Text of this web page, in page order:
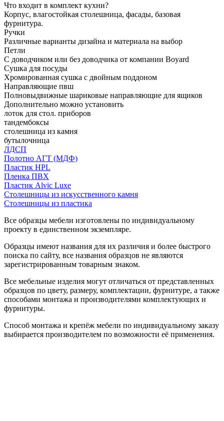
Что входит в комплект кухни?
Корпус, влагостойкая столешница, фасады, базовая
фурнитура.
Ручки
Различные варианты дизайна и материала на выбор
Петли
С доводчиком или без доводчика от компании Boyard
Сушка для посуды
Хромированная сушка с двойным поддоном
Направляющие пвш
Полновыдвижные шариковые направляющие для ящиков
Дополнительно можно установить
лоток для стол. приборов
тандембоксы
столешница из камня
бутылочница
ЛДСП
Полотно АГТ (МДФ)
Пластик HPL
Пленка ПВХ
Пластик Alvic Luxe
Столешницы из искусственного камня
Столешницы из пластика
Все образцы мебели изготовлены по индивидуальному
проекту в единственном экземпляре.
Образцы имеют названия для их различия и более быстрого
поиска по сайту, все названия образцов не являются
зарегистрированным товарным знаком.
Все мебельные изделия могут отличаться от представленных
образцов по цвету, размеру, комплектации, фурнитуре, а также
способами монтажа и производителями комплектующих и
фурнитуры.
Способ монтажа и крепёж мебели по индивидуальному заказу
выбирается производителем по возможности её применения.